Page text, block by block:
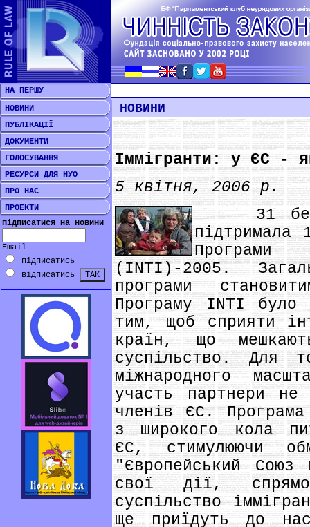
НА ПЕРШУ
НОВИНИ
ПУБЛІКАЦІЇ
ДОКУМЕНТИ
ГОЛОСУВАННЯ
РЕСУРСИ ДЛЯ НУО
ПРО НАС
ПРОЕКТИ
підписатися на новини
Email
підписатись
відписатись
НОВИНИ
Іммігранти: у ЄС -
5 квітня, 2006 р.
31
підтримала
Програми
(INTI)-2005.
програми
Програму INTI було
тим, щоб сприяти
країн, що
суспільство. Для
міжнародного
участь партнери
членів ЄС. Програма
з широкого кола
ЄС, стимулюючи
"Європейський
свої дії,
суспільство
ще приїдуть до